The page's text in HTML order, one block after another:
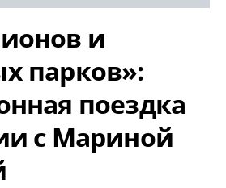
и
парков»:
поездка
с Мариной